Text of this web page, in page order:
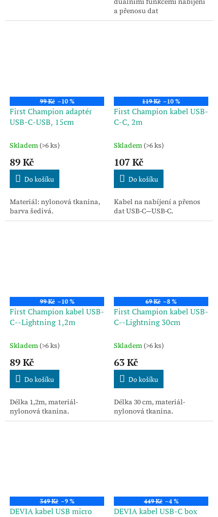
a přenosu dat
99 Kč –10 %
First Champion adaptér
USB-C-USB, 15cm
Skladem (>6 ks)
89 Kč
Do košíku
Materiál: nylonová tkanina,
barva šedivá.
119 Kč –10 %
First Champion kabel USB-
C-C, 2m
Skladem (>6 ks)
107 Kč
Do košíku
Kabel na nabíjení a přenos
dat USB-C—USB-C.
99 Kč –10 %
First Champion kabel USB-
C--Lightning 1,2m
Skladem (>6 ks)
89 Kč
Do košíku
Délka 1,2m, materiál-
nylonová tkanina.
69 Kč –8 %
First Champion kabel USB-
C--Lightning 30cm
Skladem (>6 ks)
63 Kč
Do košíku
Délka 30 cm, materiál-
nylonová tkanina.
349 Kč –9 %
DEVIA kabel USB micro
449 Kč –4 %
DEVIA kabel USB-C box